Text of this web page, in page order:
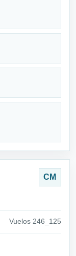
CM
Vuelos 246_125